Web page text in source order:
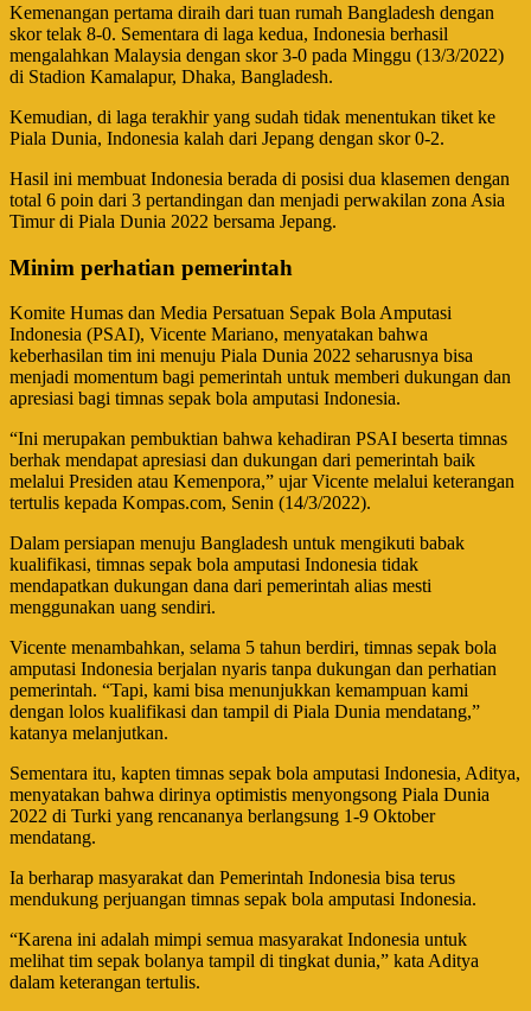
Kemenangan pertama diraih dari tuan rumah Bangladesh dengan
skor telak 8-0. Sementara di laga kedua, Indonesia berhasil
mengalahkan Malaysia dengan skor 3-0 pada Minggu (13/3/2022)
di Stadion Kamalapur, Dhaka, Bangladesh.
Kemudian, di laga terakhir yang sudah tidak menentukan tiket ke
Piala Dunia, Indonesia kalah dari Jepang dengan skor 0-2.
Hasil ini membuat Indonesia berada di posisi dua klasemen dengan
total 6 poin dari 3 pertandingan dan menjadi perwakilan zona Asia
Timur di Piala Dunia 2022 bersama Jepang.
Minim perhatian pemerintah
Komite Humas dan Media Persatuan Sepak Bola Amputasi
Indonesia (PSAI), Vicente Mariano, menyatakan bahwa
keberhasilan tim ini menuju Piala Dunia 2022 seharusnya bisa
menjadi momentum bagi pemerintah untuk memberi dukungan dan
apresiasi bagi timnas sepak bola amputasi Indonesia.
“Ini merupakan pembuktian bahwa kehadiran PSAI beserta timnas
berhak mendapat apresiasi dan dukungan dari pemerintah baik
melalui Presiden atau Kemenpora,” ujar Vicente melalui keterangan
tertulis kepada Kompas.com, Senin (14/3/2022).
Dalam persiapan menuju Bangladesh untuk mengikuti babak
kualifikasi, timnas sepak bola amputasi Indonesia tidak
mendapatkan dukungan dana dari pemerintah alias mesti
menggunakan uang sendiri.
Vicente menambahkan, selama 5 tahun berdiri, timnas sepak bola
amputasi Indonesia berjalan nyaris tanpa dukungan dan perhatian
pemerintah. “Tapi, kami bisa menunjukkan kemampuan kami
dengan lolos kualifikasi dan tampil di Piala Dunia mendatang,”
katanya melanjutkan.
Sementara itu, kapten timnas sepak bola amputasi Indonesia, Aditya,
menyatakan bahwa dirinya optimistis menyongsong Piala Dunia
2022 di Turki yang rencananya berlangsung 1-9 Oktober
mendatang.
Ia berharap masyarakat dan Pemerintah Indonesia bisa terus
mendukung perjuangan timnas sepak bola amputasi Indonesia.
“Karena ini adalah mimpi semua masyarakat Indonesia untuk
melihat tim sepak bolanya tampil di tingkat dunia,” kata Aditya
dalam keterangan tertulis.